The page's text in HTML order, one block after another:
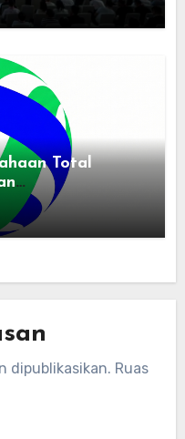
Total
— raksasa
dengan tim
listrik
dipublikasikan. Ruas